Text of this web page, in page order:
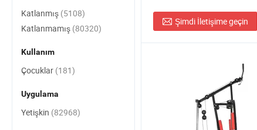
Şimdi İletişime geçin
Katlanmış (5108)
Katlanmamış (80320)
Kullanım
Çocuklar (181)
Uygulama
Yetişkin (82968)